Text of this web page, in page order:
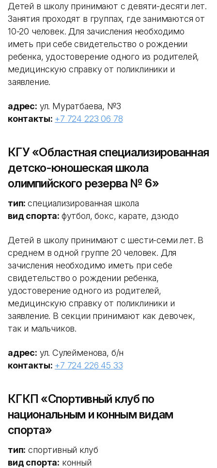
Детей в школу принимают с девяти-десяти лет.
Занятия проходят в группах, где занимаются от
10-20 человек. Для зачисления необходимо
иметь при себе свидетельство о рождении
ребенка, удостоверение одного из родителей,
медицинскую справку от поликлиники и
заявление.
адрес: ул. Муратбаева, №3
контакты: +7 724 223 06 78
КГУ «Областная специализированная
детско-юношеская школа
олимпийского резерва № 6»
тип:специализированная школа
вид спорта: футбол, бокс, карате, дзюдо
Детей в школу принимают с шести-семи лет. В
среднем в одной группе 20 человек. Для
зачисления необходимо иметь при себе
свидетельство о рождении ребенка,
удостоверение одного из родителей,
медицинскую справку от поликлиники и
заявление. В секции принимают как девочек,
так и мальчиков.
адрес: ул. Сулейменова, б/н
контакты: +7 724 226 45 33
КГКП «Спортивный клуб по
национальным и конным видам
спорта»
тип: спортивный клуб
вид спорта: конный